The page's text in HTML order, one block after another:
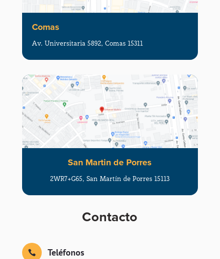
Comas
Av. Universitaria 5892, Comas 15311
San Martin de Porres
2WR7+G65, San Martín de Porres 15113
Contacto
 Teléfonos